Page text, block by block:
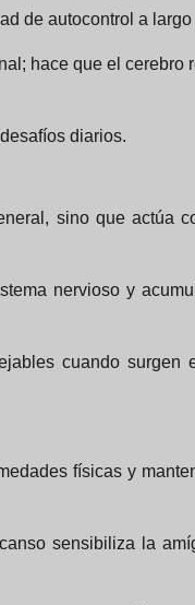
de autocontrol a largo
hace que el cerebro
diarios.
sino que actúa
nervioso y
cuando surgen
físicas y
sensibiliza la